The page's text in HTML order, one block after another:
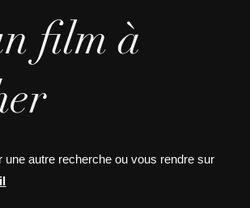
film à
une autre recherche ou vous rendre sur